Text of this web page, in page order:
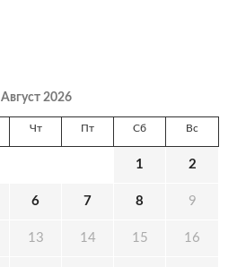
Август 2026
Чт Пт Сб Вс
1 2
6 7 8 9
13 14 15 16